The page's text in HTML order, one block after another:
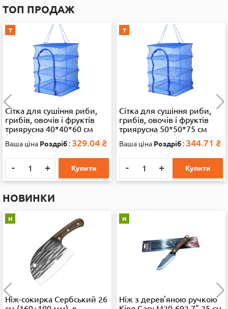
ТОП ПРОДАЖ
Т
Сітка для сушіння риби,
грибів, овочів і фруктів
триярусна 40*40*60 см
(13286)
Ваша ціна Роздріб : 329.04 ₴
- + Купити
Т
Сітка для сушіння риби,
грибів, овочів і фруктів
триярусна 50*50*75 см
велика (35892)
Ваша ціна Роздріб : 344.71 ₴
- + Купити
НОВИНКИ
Н
Ніж-сокирка Сербський 26
Н
Ніж з дерев'яною ручкою